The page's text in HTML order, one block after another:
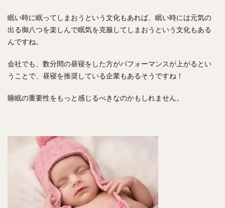
眠い時に眠ってしまおうという文化もあれば、眠い時には元気の
出る御八つを楽しんで眠気を克服してしまおうという文化もある
んですね。
会社でも、数分間の昼寝をした方がパフォーマンスが上がるとい
うことで、昼寝を推奨している企業もあるそうですね！
睡眠の重要性をもっと感じるべきなのかもしれません。